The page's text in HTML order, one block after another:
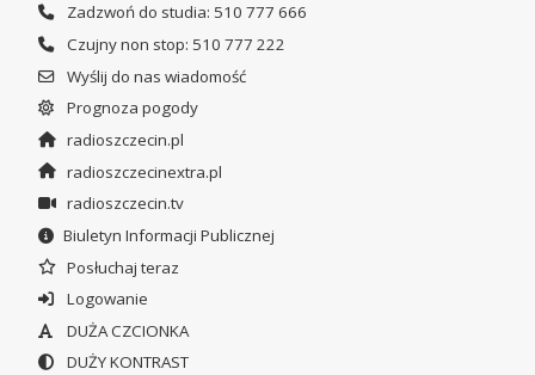
Zadzwoń do studia: 510 777 666
Czujny non stop: 510 777 222
Wyślij do nas wiadomość
Prognoza pogody
radioszczecin.pl
radioszczecinextra.pl
radioszczecin.tv
Biuletyn Informacji Publicznej
Posłuchaj teraz
Logowanie
DUŻA CZCIONKA
DUŻY KONTRAST